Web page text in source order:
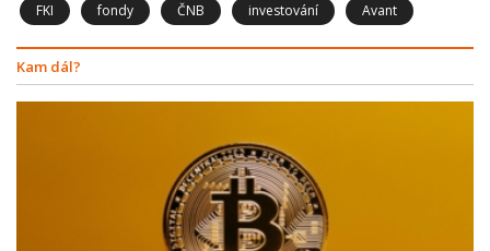
FKI fondy ČNB investování Avant
Kam dál?